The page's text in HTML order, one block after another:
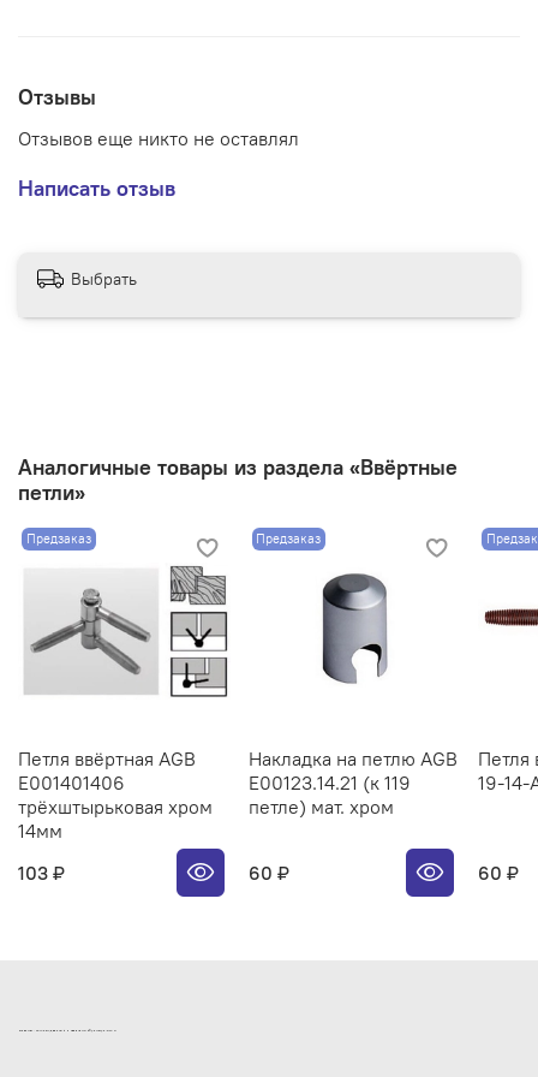
Отзывы
Отзывов еще никто не оставлял
Написать отзыв
Выбрать
Аналогичные товары из раздела «Ввёртные
петли»
Предзаказ
Петля ввёртная AGB
E001401406
трёхштырьковая хром
14мм
103 ₽
Предзаказ
Накладка на петлю AGB
E00123.14.21 (к 119
петле) мат. хром
60 ₽
Петля
19-14-
60 ₽
ИНТЕРНЕТ-МАГАЗИН ДВЕРНОЙ И МЕБЕЛЬНОЙ ФУРНИТУРЫ САМ